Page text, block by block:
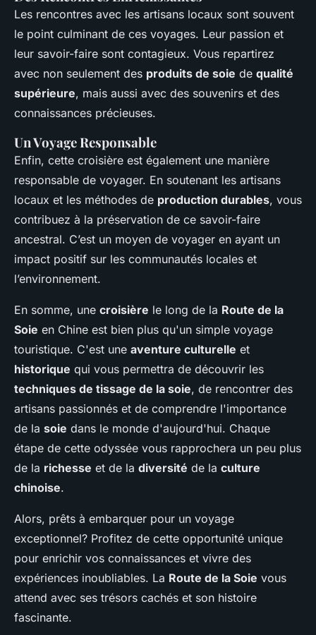
Les rencontres avec les artisans locaux sont souvent
le point culminant de ces voyages. Leur passion et
leur savoir-faire sont contagieux. Vous repartirez
avec non seulement des produits de soie de qualité
supérieure, mais aussi avec des souvenirs et des
connaissances précieuses.
Un Voyage Responsable
Enfin, cette croisière est également une manière
responsable de voyager. En soutenant les artisans
locaux et les méthodes de production durables, vous
contribuez à la préservation de ce savoir-faire
ancestral. C’est un moyen de voyager en ayant un
impact positif sur les communautés locales et
l’environnement.
En somme, une croisière le long de la Route de la
Soie en Chine est bien plus qu'un simple voyage
touristique. C'est une aventure culturelle et
historique qui vous permettra de découvrir les
techniques de tissage de la soie, de rencontrer des
artisans passionnés et de comprendre l'importance
de la soie dans le monde d'aujourd'hui. Chaque
étape de cette odyssée vous rapprochera un peu plus
de la richesse et de la diversité de la culture
chinoise.
Alors, prêts à embarquer pour un voyage
exceptionnel? Profitez de cette opportunité unique
pour enrichir vos connaissances et vivre des
expériences inoubliables. La Route de la Soie vous
attend avec ses trésors cachés et son histoire
fascinante.